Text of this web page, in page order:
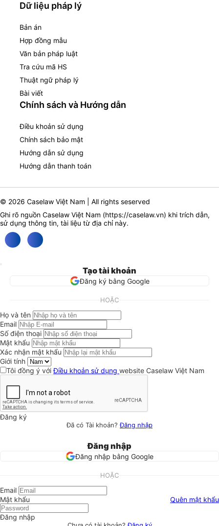
Dữ liệu pháp lý
Bản án
Hợp đồng mẫu
Văn bản pháp luật
Tra cứu mã HS
Thuật ngữ pháp lý
Bài viết
Chính sách và Hướng dẫn
Điều khoản sử dụng
Chính sách bảo mật
Hướng dẫn sử dụng
Hướng dẫn thanh toán
© 2026 Caselaw Việt Nam | All rights seserved
Ghi rõ nguồn Caselaw Việt Nam (https://caselaw.vn) khi trích dẫn,
sử dụng thông tin, tài liệu từ địa chỉ này.
Tạo tài khoản
Đăng ký bằng Google
HOẶC
Họ và tên
Email
Số điện thoại
Mật khẩu
Xác nhận mật khẩu
Giới tính
Tôi đồng ý vớiĐiều khoản sử dụng website Caselaw Việt Nam
Đăng ký
Đã có Tài khoản?Đăng nhập
Đăng nhập
Đăng nhập bằng Google
HOẶC
Email
Mật khẩu
Quên mật khẩu
Đăng nhập